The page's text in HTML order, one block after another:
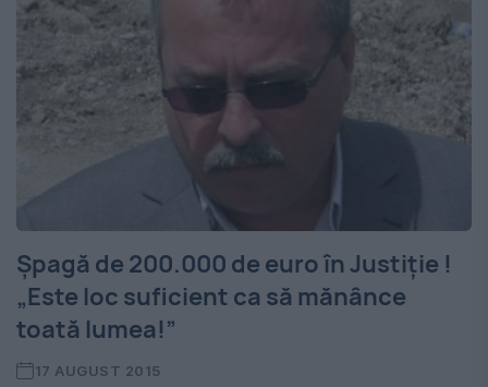
Șpagă de 200.000 de euro în Justiție !
„Este loc suficient ca să mănânce
toată lumea!”
17 AUGUST 2015